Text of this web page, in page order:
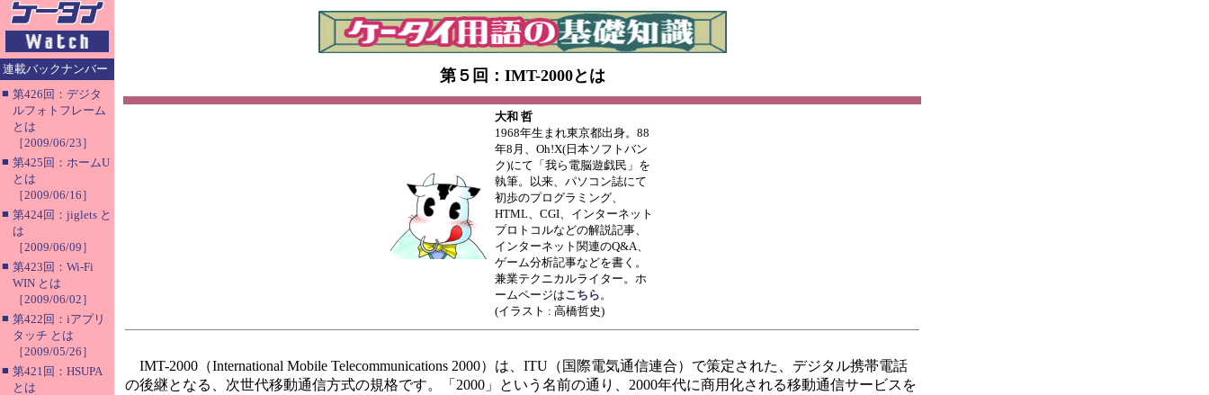
連載バックナンバー
■ 第426回：デジタ
ルフォトフレーム
とは
［2009/06/23］
■ 第425回：ホームU
とは
［2009/06/16］
■ 第424回：jiglets と
は
［2009/06/09］
■ 第423回：Wi-Fi
WIN とは
［2009/06/02］
■ 第422回：iアプリ
タッチ とは
［2009/05/26］
■ 第421回：HSUPA
とは
第５回：IMT-2000とは
大和 哲
1968年生まれ東京都出身。88
年8月、Oh!X(日本ソフトバン
ク)にて「我ら電脳遊戯民」を
執筆。以来、パソコン誌にて
初歩のプログラミング、
HTML、CGI、インターネット
プロトコルなどの解説記事、
インターネット関連のQ&A、
ゲーム分析記事などを書く。
兼業テクニカルライター。ホ
ームページはこちら。
(イラスト : 高橋哲史)
IMT-2000（International Mobile Telecommunications 2000）は、ITU（国際電気通信連合）で策定された、デジタル携帯電話
の後継となる、次世代移動通信方式の規格です。「2000」という名前の通り、2000年代に商用化される移動通信サービスを